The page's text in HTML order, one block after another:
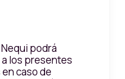
Nequi podrá
los presentes
caso de